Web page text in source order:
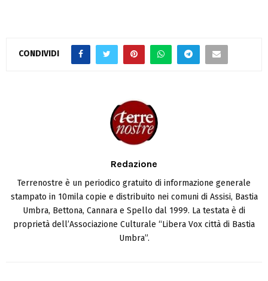
CONDIVIDI
Redazione
Terrenostre è un periodico gratuito di informazione generale
stampato in 10mila copie e distribuito nei comuni di Assisi, Bastia
Umbra, Bettona, Cannara e Spello dal 1999. La testata è di
proprietà dell’Associazione Culturale “Libera Vox città di Bastia
Umbra”.